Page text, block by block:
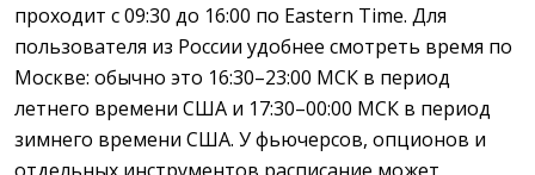
проходит с 09:30 до 16:00 по Eastern Time. Для
пользователя из России удобнее смотреть время по
Москве: обычно это 16:30–23:00 МСК в период
летнего времени США и 17:30–00:00 МСК в период
зимнего времени США. У фьючерсов, опционов и